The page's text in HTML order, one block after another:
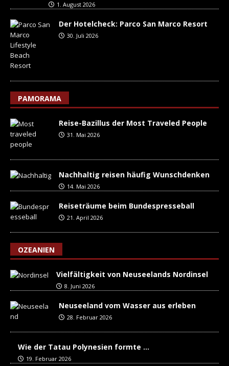
1. August 2026
Der Hotelcheck: Parco San Marco Resort
30. Juli 2026
PAMORAMA
Reise-Bazillus der Most Traveled People
31. Mai 2026
Nachhaltig reisen häufig Wunschdenken
14. Mai 2026
Reiseträume beim Bundespresseball
21. April 2026
OZEANIEN
Vielfältigkeit von Neuseelands Nordinsel
8. Juni 2026
Neuseeland vom Wasser aus erleben
28. Februar 2026
Wie der Tatau Polynesien formte …
19. Februar 2026